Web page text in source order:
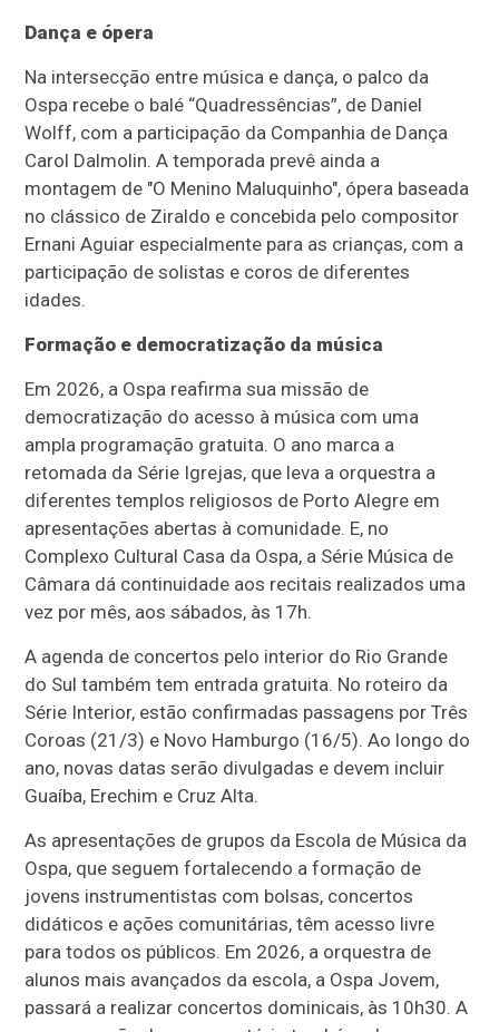
Dança e ópera
Na intersecção entre música e dança, o palco da
Ospa recebe o balé “Quadressências”, de Daniel
Wolff, com a participação da Companhia de Dança
Carol Dalmolin. A temporada prevê ainda a
montagem de "O Menino Maluquinho", ópera baseada
no clássico de Ziraldo e concebida pelo compositor
Ernani Aguiar especialmente para as crianças, com a
participação de solistas e coros de diferentes
idades.
Formação e democratização da música
Em 2026, a Ospa reafirma sua missão de
democratização do acesso à música com uma
ampla programação gratuita. O ano marca a
retomada da Série Igrejas, que leva a orquestra a
diferentes templos religiosos de Porto Alegre em
apresentações abertas à comunidade. E, no
Complexo Cultural Casa da Ospa, a Série Música de
Câmara dá continuidade aos recitais realizados uma
vez por mês, aos sábados, às 17h.
A agenda de concertos pelo interior do Rio Grande
do Sul também tem entrada gratuita. No roteiro da
Série Interior, estão confirmadas passagens por Três
Coroas (21/3) e Novo Hamburgo (16/5). Ao longo do
ano, novas datas serão divulgadas e devem incluir
Guaíba, Erechim e Cruz Alta.
As apresentações de grupos da Escola de Música da
Ospa, que seguem fortalecendo a formação de
jovens instrumentistas com bolsas, concertos
didáticos e ações comunitárias, têm acesso livre
para todos os públicos. Em 2026, a orquestra de
alunos mais avançados da escola, a Ospa Jovem,
passará a realizar concertos dominicais, às 10h30. A